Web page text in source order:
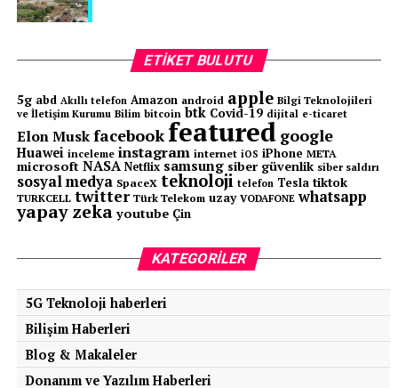
ETIKET BULUTU
5g abd Akıllı telefon Amazon android apple Bilgi Teknolojileri
ve İletişim Kurumu Bilim bitcoin btk Covid-19 dijital e-ticaret
Elon Muskfacebook featured google
Huawei inceleme instagram internet iOS iPhone META
microsoft NASA Netflix samsung siber güvenlik siber saldırı
sosyal medya SpaceX teknoloji telefon Tesla tiktok
TURKCELL twitter Türk Telekom uzay VODAFONE whatsapp
yapay zeka youtube Çin
KATEGORILER
5G Teknoloji haberleri
Bilişim Haberleri
Blog & Makaleler
Donanım ve Yazılım Haberleri